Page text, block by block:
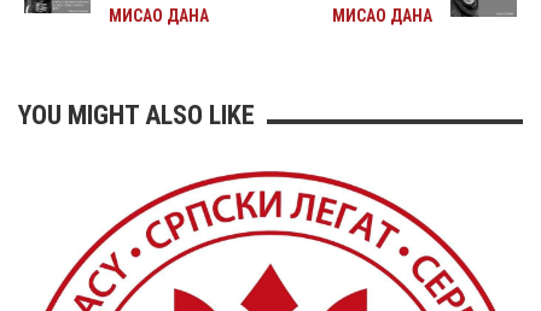
МИСАО ДАНА МИСАО ДАНА
YOU MIGHT ALSO LIKE